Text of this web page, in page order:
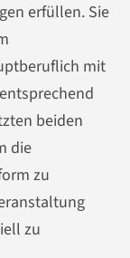
erfüllen. Sie
mit
beiden
die
zu
zu